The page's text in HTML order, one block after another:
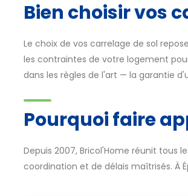
Bien choisir vos
Le choix de vos carrelage de sol
les contraintes de votre logement
dans les règles de l'art — la garantie
Pourquoi faire
Depuis 2007, Bricol'Home réunit tous
coordination et de délais maîtrisés. À